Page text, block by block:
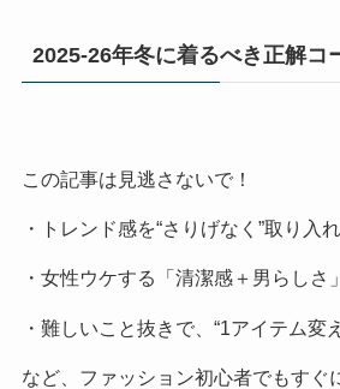
2025-26年冬に着るべき正解コ
この記事は見逃さないで！
・トレンド感を“さりげなく”取り入
・女性ウケする「清潔感＋男らしさ
・難しいこと抜きで、“1アイテム変
など、ファッション初心者でもすぐ